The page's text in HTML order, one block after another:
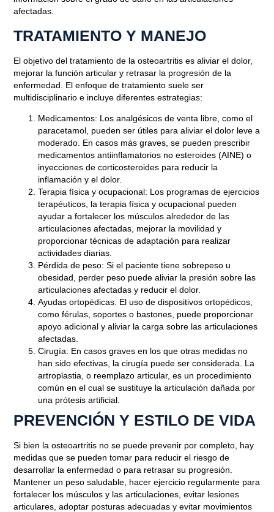
afectadas.
TRATAMIENTO Y MANEJO
El objetivo del tratamiento de la osteoartritis es aliviar el dolor,
mejorar la función articular y retrasar la progresión de la
enfermedad. El enfoque de tratamiento suele ser
multidisciplinario e incluye diferentes estrategias:
Medicamentos: Los analgésicos de venta libre, como el
paracetamol, pueden ser útiles para aliviar el dolor leve a
moderado. En casos más graves, se pueden prescribir
medicamentos antiinflamatorios no esteroides (AINE) o
inyecciones de corticosteroides para reducir la
inflamación y el dolor.
Terapia física y ocupacional: Los programas de ejercicios
terapéuticos, la terapia física y ocupacional pueden
ayudar a fortalecer los músculos alrededor de las
articulaciones afectadas, mejorar la movilidad y
proporcionar técnicas de adaptación para realizar
actividades diarias.
Pérdida de peso: Si el paciente tiene sobrepeso u
obesidad, perder peso puede aliviar la presión sobre las
articulaciones afectadas y reducir el dolor.
Ayudas ortopédicas: El uso de dispositivos ortopédicos,
como férulas, soportes o bastones, puede proporcionar
apoyo adicional y aliviar la carga sobre las articulaciones
afectadas.
Cirugía: En casos graves en los que otras medidas no
han sido efectivas, la cirugía puede ser considerada. La
artroplastia, o reemplazo articular, es un procedimiento
común en el cual se sustituye la articulación dañada por
una prótesis artificial.
PREVENCIÓN Y ESTILO DE VIDA
Si bien la osteoartritis no se puede prevenir por completo, hay
medidas que se pueden tomar para reducir el riesgo de
desarrollar la enfermedad o para retrasar su progresión.
Mantener un peso saludable, hacer ejercicio regularmente para
fortalecer los músculos y las articulaciones, evitar lesiones
articulares, adoptar posturas adecuadas y evitar movimientos